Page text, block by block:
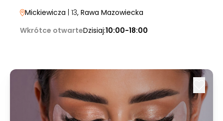
Mickiewicza | 13, Rawa Mazowiecka
Wkrótce otwarteDzisiaj:10:00-18:00